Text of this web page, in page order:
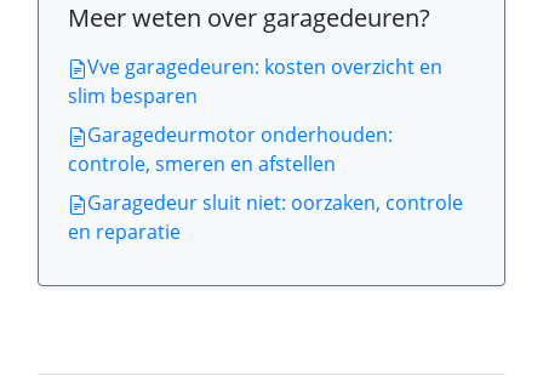
Meer weten over garagedeuren?
Vve garagedeuren: kosten overzicht en
slim besparen
Garagedeurmotor onderhouden:
controle, smeren en afstellen
Garagedeur sluit niet: oorzaken, controle
en reparatie